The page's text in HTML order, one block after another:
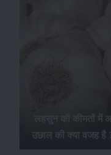
लहसुन की कीमतों में
उछाल की क्या वजह है